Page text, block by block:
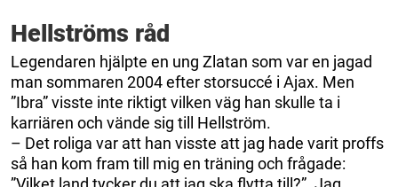
Hellströms råd
Legendaren hjälpte en ung Zlatan som var en jagad
man sommaren 2004 efter storsuccé i Ajax. Men
”Ibra” visste inte riktigt vilken väg han skulle ta i
karriären och vände sig till Hellström.
– Det roliga var att han visste att jag hade varit proffs
så han kom fram till mig en träning och frågade: